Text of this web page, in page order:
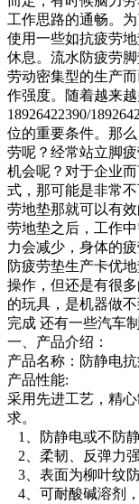
工作思路的通畅。
使用一些如抗疲劳
休息。流水防疲劳
劳动密集型的生产
作强度。随着越来
18926422390/
位的重要条件。那
劳呢？经常站立脚
机会呢？对于企业
式，那可能是非常
劳地垫那就可以有
劳地垫之后，工作
力会减少，身体的
防疲劳垫生产卡优
操作，但还是有很
的玩具，是机器做
完成 还有一些汽车
一、产品介绍：
产品名称：防静电
产品性能:
采用先进工艺，精
求。
1、防静电或不防静
2、柔韧、反弹力
3、表面为柳叶纹
4、可耐酸碱溶剂